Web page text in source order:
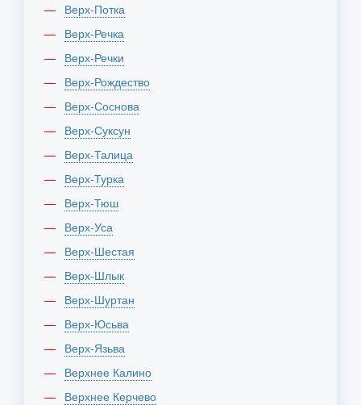
Верх-Потка
Верх-Речка
Верх-Речки
Верх-Рождество
Верх-Соснова
Верх-Суксун
Верх-Талица
Верх-Турка
Верх-Тюш
Верх-Уса
Верх-Шестая
Верх-Шлык
Верх-Шуртан
Верх-Юсьва
Верх-Язьва
Верхнее Калино
Верхнее Керчево